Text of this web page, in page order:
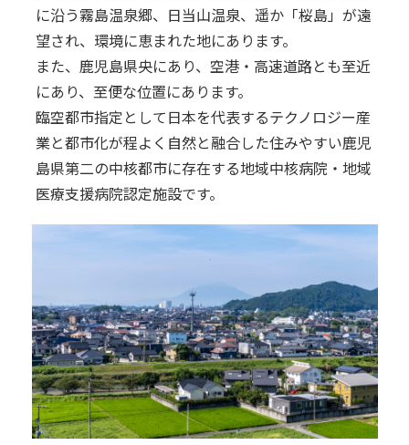
に沿う霧島温泉郷、日当山温泉、遥か「桜島」が遠
望され、環境に恵まれた地にあります。
また、鹿児島県央にあり、空港・高速道路とも至近
にあり、至便な位置にあります。
臨空都市指定として日本を代表するテクノロジー産
業と都市化が程よく自然と融合した住みやすい鹿児
島県第二の中核都市に存在する地域中核病院・地域
医療支援病院認定施設です。